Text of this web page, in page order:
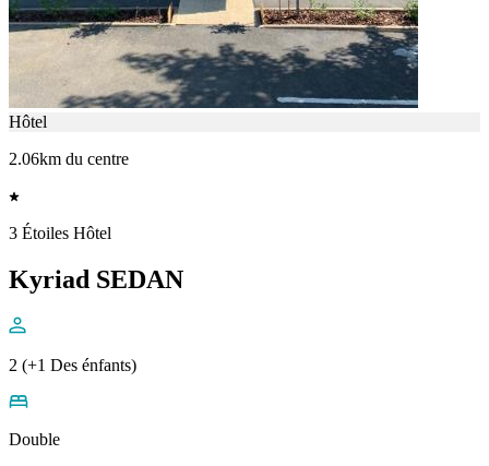
Hôtel
2.06km du centre
3 Étoiles Hôtel
Kyriad SEDAN
2 (+1 Des énfants)
Double